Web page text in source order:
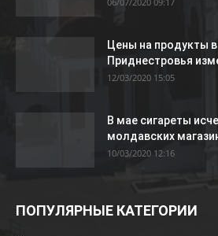
Цены на продукты
Приднестровья
12/03/2020 15:05
В мае сигареты
молдавских
10/03/2020 12:16
ПОПУЛЯРНЫЕ КАТЕГОРИИ